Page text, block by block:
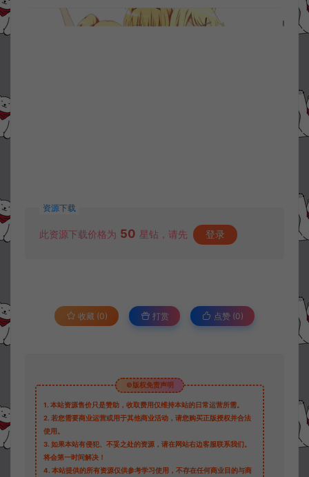
资源下载
此资源下载价格为 50 星钻，请先 登录
收藏 (0) 打赏 点赞 (0)
©版权免责声明
1. 本站资源售价只是赞助，收取费用仅维持本站的日常运营所需。
2. 若您需要商业运营或用于其他商业活动，请您购买正版授权并合法
使用。
3. 如果本站有侵犯、不妥之处的资源，请在网站右边客服联系我们。
将会第一时间解决！
4. 本站提供的所有资源仅供参考学习使用，不存在任何商业目的与商